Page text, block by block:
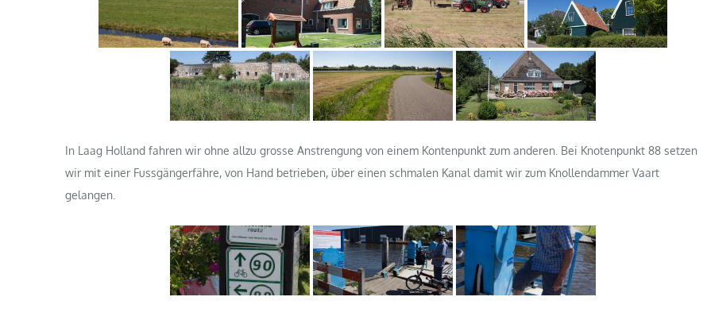
In Laag Holland fahren wir ohne allzu grosse Anstrengung von einem Kontenpunkt zum anderen. Bei Knotenpunkt 88 setzen
wir mit einer Fussgängerfähre, von Hand betrieben, über einen schmalen Kanal damit wir zum Knollendammer Vaart
gelangen.